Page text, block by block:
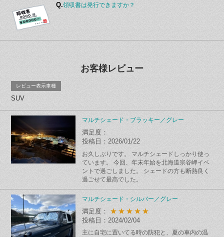
Q.領収書は発行できますか？
お客様レビュー
レビュー表示車種
SUV
マルチシェード・ブラッキー／グレー
満足度：
投稿日：2026/01/22
お久しぶりです。 マルチシェードしっかり使っ
ています。 今回、年末年始を北海道宗谷岬イベ
ントで過ごしました。 シェードの方も断熱良く
過ごせて最高でした。
マルチシェード・シルバー／グレー
満足度： ★★★★★
投稿日：2024/02/04
主に自宅に置いてる時の防犯と、夏の車内の温